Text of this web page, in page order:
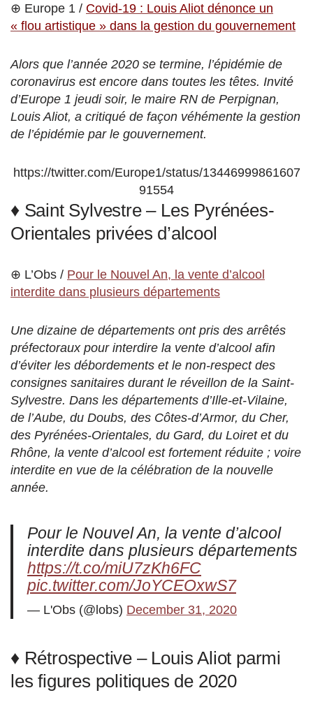
⊕ Europe 1 / Covid-19 : Louis Aliot dénonce un
« flou artistique » dans la gestion du gouvernement
Alors que l’année 2020 se termine, l’épidémie de
coronavirus est encore dans toutes les têtes. Invité
d’Europe 1 jeudi soir, le maire RN de Perpignan,
Louis Aliot, a critiqué de façon véhémente la gestion
de l’épidémie par le gouvernement.
https://twitter.com/Europe1/status/13446999861607
91554
♦ Saint Sylvestre – Les Pyrénées-
Orientales privées d’alcool
⊕ L’Obs / Pour le Nouvel An, la vente d’alcool
interdite dans plusieurs départements
Une dizaine de départements ont pris des arrêtés
préfectoraux pour interdire la vente d’alcool afin
d’éviter les débordements et le non-respect des
consignes sanitaires durant le réveillon de la Saint-
Sylvestre. Dans les départements d’Ille-et-Vilaine,
de l’Aube, du Doubs, des Côtes-d’Armor, du Cher,
des Pyrénées-Orientales, du Gard, du Loiret et du
Rhône, la vente d’alcool est fortement réduite ; voire
interdite en vue de la célébration de la nouvelle
année.
Pour le Nouvel An, la vente d’alcool
interdite dans plusieurs départements
https://t.co/miU7zKh6FC
pic.twitter.com/JoYCEOxwS7
— L'Obs (@lobs) December 31, 2020
♦ Rétrospective – Louis Aliot parmi
les figures politiques de 2020